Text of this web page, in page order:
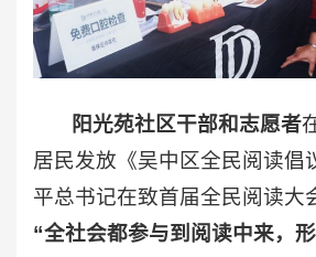
阳光苑社区干部和志愿者
居民发放《吴中区全民阅读倡
平总书记在致首届全民阅读大
“全社会都参与到阅读中来，